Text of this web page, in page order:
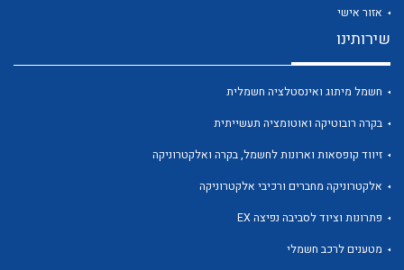
אזור אישי
שירותינו
חשמל מיתוג ואינסטלציה חשמלית
בקרה רובוטיקה ואוטומציה תעשייתית
זיווד קופסאות וארונות לחשמל, בקרה ואלקטרוניקה
אלקטרוניקה מחברים ורכיבי אלקטרוניקה
פתרונות וציוד לסביבה נפיצה EX
מטענים לרכב חשמלי